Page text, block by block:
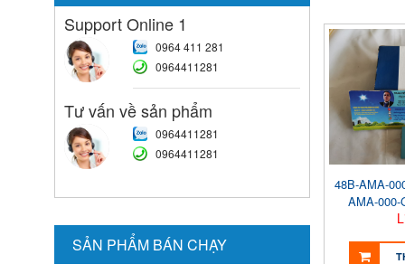
Support Online 1
0964 411 281
0964411281
Tư vấn về sản phẩm
0964411281
0964411281
SẢN PHẨM BÁN CHẠY
48B-AMA-
AMA-000-